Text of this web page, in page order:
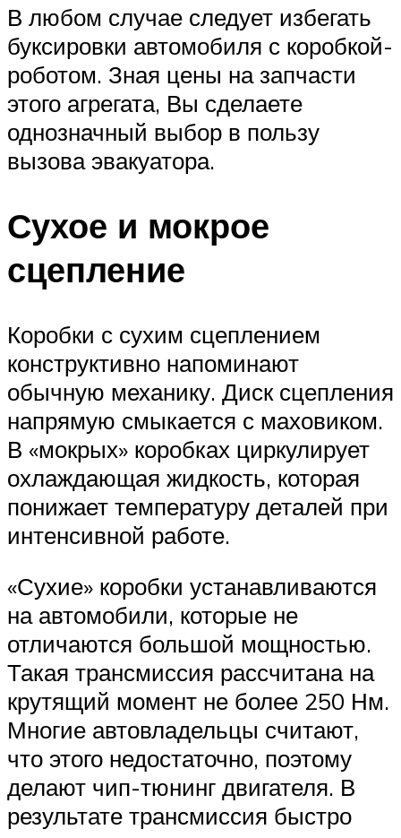
В любом случае следует избегать
буксировки автомобиля с коробкой-
роботом. Зная цены на запчасти
этого агрегата, Вы сделаете
однозначный выбор в пользу
вызова эвакуатора.
Сухое и мокрое
сцепление
Коробки с сухим сцеплением
конструктивно напоминают
обычную механику. Диск сцепления
напрямую смыкается с маховиком.
В «мокрых» коробках циркулирует
охлаждающая жидкость, которая
понижает температуру деталей при
интенсивной работе.
«Сухие» коробки устанавливаются
на автомобили, которые не
отличаются большой мощностью.
Такая трансмиссия рассчитана на
крутящий момент не более 250 Нм.
Многие автовладельцы считают,
что этого недостаточно, поэтому
делают чип-тюнинг двигателя. В
результате трансмиссия быстро